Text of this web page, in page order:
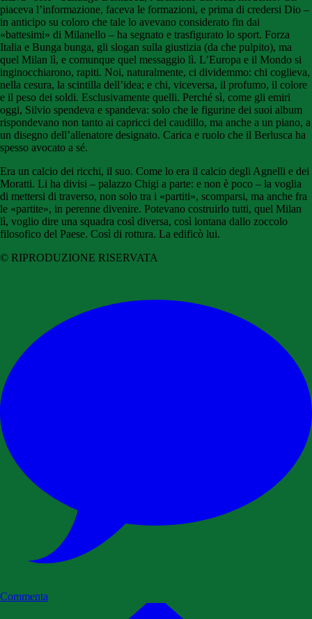
piaceva l’informazione, faceva le formazioni, e prima di credersi Dio –
in anticipo su coloro che tale lo avevano considerato fin dai
«battesimi» di Milanello – ha segnato e trasfigurato lo sport. Forza
Italia e Bunga bunga, gli slogan sulla giustizia (da che pulpito), ma
quel Milan lì, e comunque quel messaggio lì. L’Europa e il Mondo si
inginocchiarono, rapiti. Noi, naturalmente, ci dividemmo: chi coglieva,
nella cesura, la scintilla dell’idea; e chi, viceversa, il profumo, il colore
e il peso dei soldi. Esclusivamente quelli. Perché sì, come gli emiri
oggi, Silvio spendeva e spandeva: solo che le figurine dei suoi album
rispondevano non tanto ai capricci del caudillo, ma anche a un piano, a
un disegno dell’allenatore designato. Carica e ruolo che il Berlusca ha
spesso avocato a sé.
Era un calcio dei ricchi, il suo. Come lo era il calcio degli Agnelli e dei
Moratti. Li ha divisi – palazzo Chigi a parte: e non è poco – la voglia
di mettersi di traverso, non solo tra i «partiti», scomparsi, ma anche fra
le «partite», in perenne divenire. Potevano costruirlo tutti, quel Milan
lì, voglio dire una squadra così diversa, così lontana dallo zoccolo
filosofico del Paese. Così di rottura. La edificò lui.
© RIPRODUZIONE RISERVATA
Commenta